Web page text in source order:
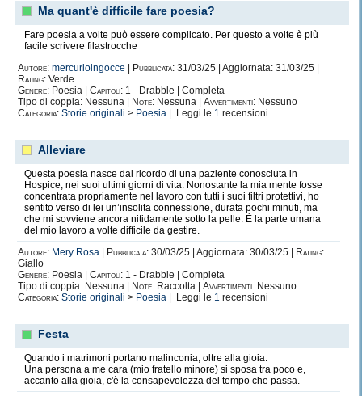
Ma quant'è difficile fare poesia?
Fare poesia a volte può essere complicato. Per questo a volte è più
facile scrivere filastrocche
Autore: mercurioingocce Pubblicata: 31/03/25 | Aggiornata: 31/03/25 |
Rating: Verde
Genere: Poesia | Capitoli: 1 - Drabble | Completa
Tipo di coppia: Nessuna |
Note: Nessuna | Avvertimenti: Nessuno
Categoria: Storie originali > Poesia | Leggi le 1 recensioni
Alleviare
Questa poesia nasce dal ricordo di una paziente conosciuta in
Hospice, nei suoi ultimi giorni di vita. Nonostante la mia mente fosse
concentrata propriamente nel lavoro con tutti i suoi filtri protettivi, ho
sentito verso di lei un’insolita connessione, durata pochi minuti, ma
che mi sovviene ancora nitidamente sotto la pelle. È la parte umana
del mio lavoro a volte difficile da gestire.
Autore: Mery Rosa Pubblicata: 30/03/25 | Aggiornata: 30/03/25 |
Rating:
Giallo
Genere: Poesia | Capitoli: 1 - Drabble | Completa
Tipo di coppia: Nessuna |
Note: Raccolta | Avvertimenti: Nessuno
Categoria: Storie originali > Poesia | Leggi le 1 recensioni
Festa
Quando i matrimoni portano malinconia, oltre alla gioia.
Una persona a me cara (mio fratello minore) si sposa tra poco e,
accanto alla gioia, c'è la consapevolezza del tempo che passa.